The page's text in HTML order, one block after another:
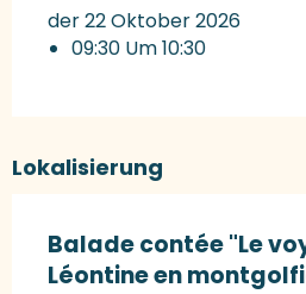
der 22 Oktober 2026
09:30 Um 10:30
Lokalisierung
Balade contée "Le
Léontine en